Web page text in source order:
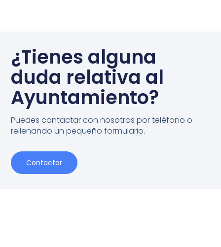
¿Tienes alguna
duda relativa al
Ayuntamiento?
Puedes contactar con nosotros por teléfono o
rellenando un pequeño formulario.
Contactar